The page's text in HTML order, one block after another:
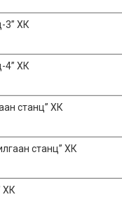
3” ХК
4” ХК
станц” ХК
станц” ХК
ХК